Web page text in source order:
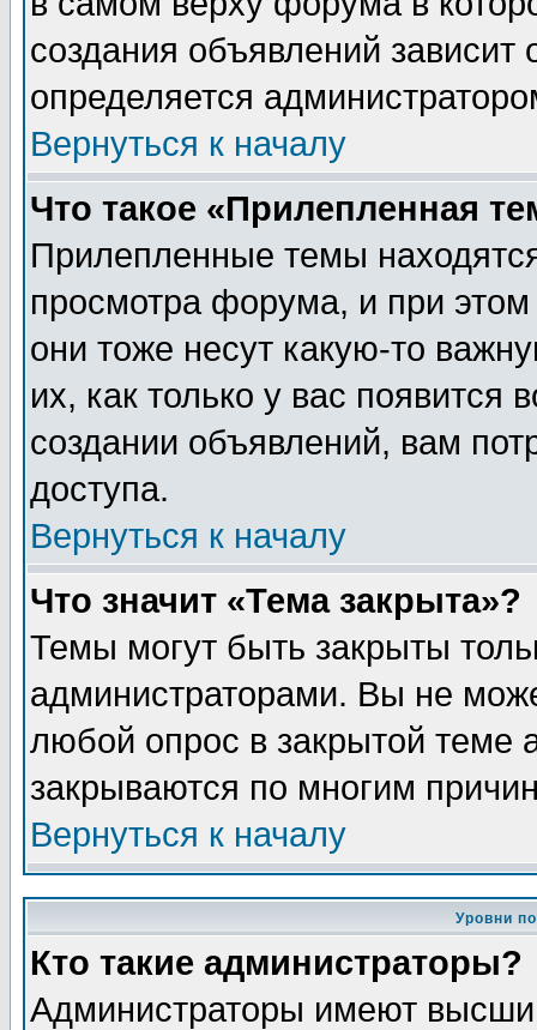
создания объявлений зависит
определяется
Вернуться к началу
Что такое «Прилепленная
Прилепленные темы
просмотра форума, и при
они тоже несут какую-то
их, как только у вас появится
создании объявлений, вам
доступа.
Вернуться к началу
Что значит «Тема закрыта»?
Темы могут быть закрыты
администраторами. Вы не
любой опрос в закрытой теме
закрываются по многим
Вернуться к началу
Уровни
Кто такие администраторы?
Администраторы имеют